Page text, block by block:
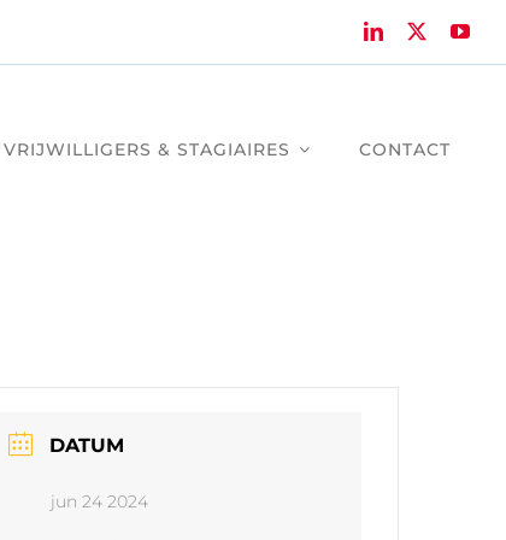
VRIJWILLIGERS & STAGIAIRES CONTACT
DATUM
jun 24 2024